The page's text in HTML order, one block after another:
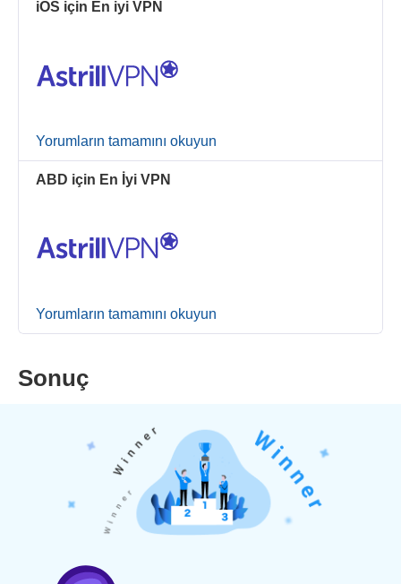
iOS için En iyi VPN
Yorumların tamamını okuyun
ABD için En İyi VPN
Yorumların tamamını okuyun
Sonuç